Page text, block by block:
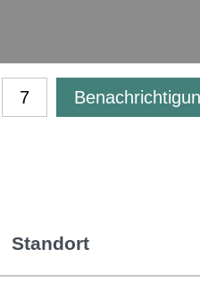
Standort